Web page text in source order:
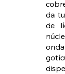
da
de